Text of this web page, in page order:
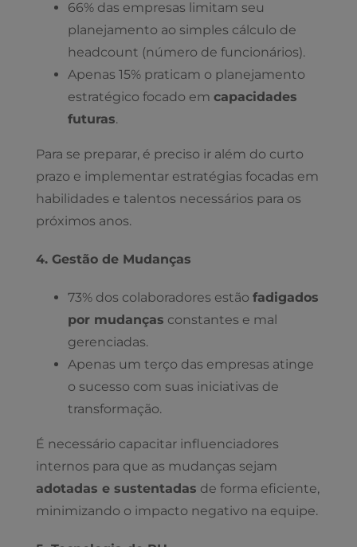
66% das empresas limitam seu
planejamento ao simples cálculo de
headcount (número de funcionários).
Apenas 15% praticam o planejamento
estratégico focado em capacidades
futuras.
Para se preparar, é preciso ir além do curto
prazo e implementar estratégias focadas em
habilidades e talentos necessários para os
próximos anos.
4. Gestão de Mudanças
73% dos colaboradores estão fadigados
por mudanças constantes e mal
gerenciadas.
Apenas um terço das empresas atinge
o sucesso com suas iniciativas de
transformação.
É necessário capacitar influenciadores
internos para que as mudanças sejam
adotadas e sustentadas de forma eficiente,
minimizando o impacto negativo na equipe.